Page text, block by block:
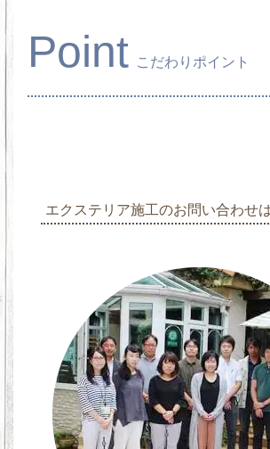
Point こだわりポイント
エクステリア施工のお問い合わせ